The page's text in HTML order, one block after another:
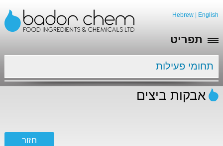
Hebrew English
תפריט
תחומי פעילות
אבקות ביצים